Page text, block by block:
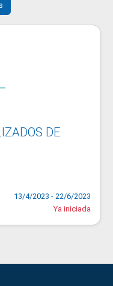
DE
13/4/2023 - 22/6/2023
Ya iniciada